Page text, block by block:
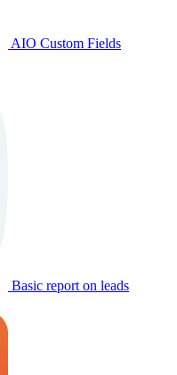
AIO Custom Fields
Basic report on leads